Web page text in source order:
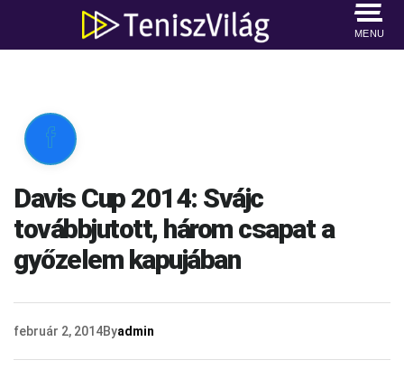
MENU

Davis Cup 2014: Svájc
továbbjutott, három csapat a
győzelem kapujában
február 2, 2014Byadmin